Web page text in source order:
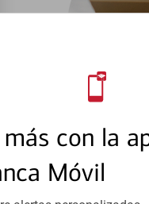
con la
Móvil
Bloquear y